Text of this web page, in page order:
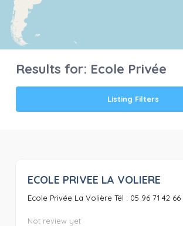
Results for: Ecole Privée
Listing Filters
ECOLE PRIVEE LA VOLIERE
Ecole Privée La Volière Tél : 05 96 71 42 66 ...
Not review yet